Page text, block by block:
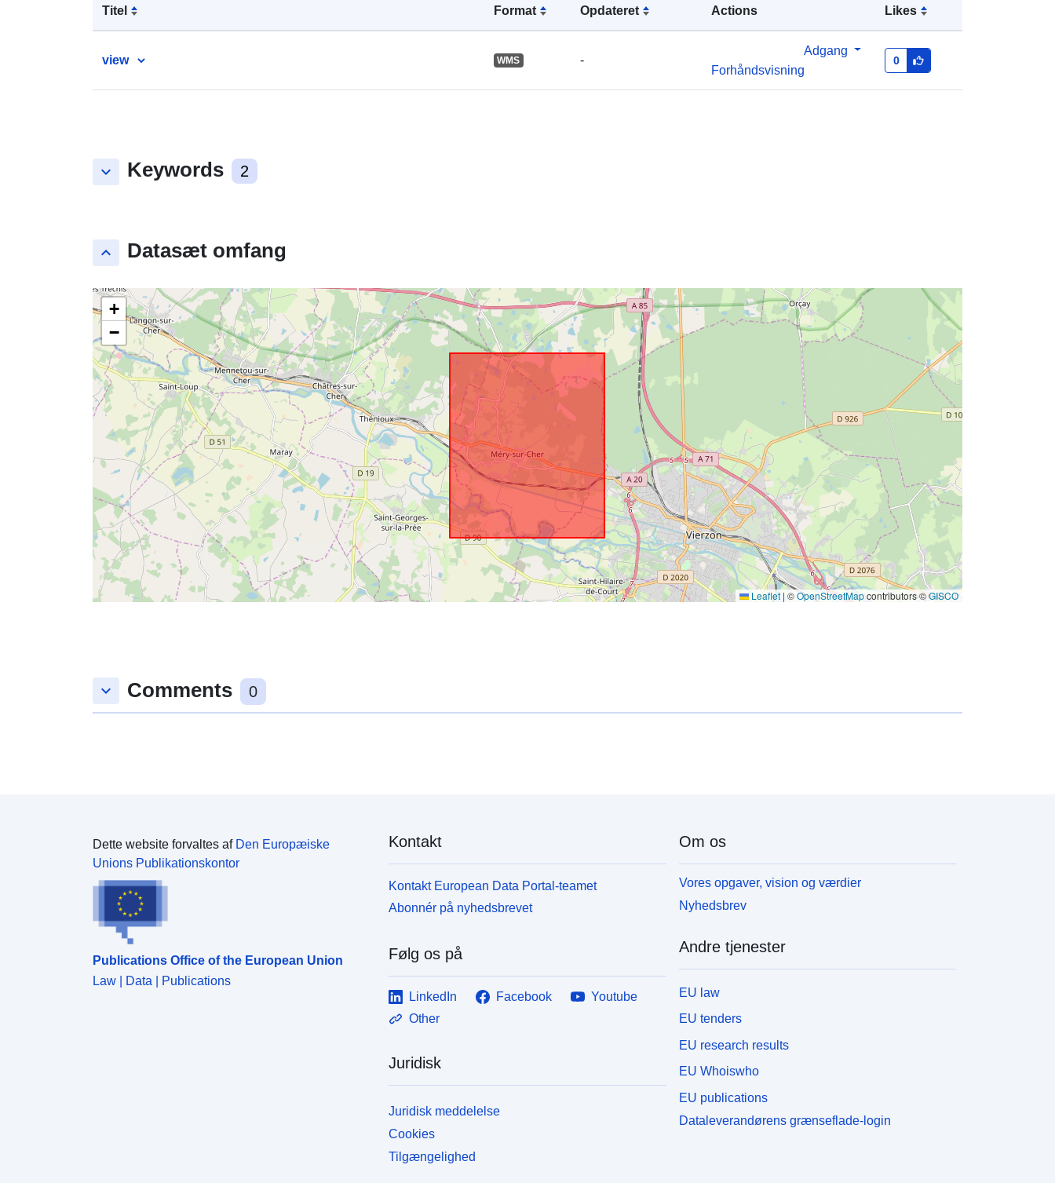
Titel Format Opdateret Actions Likes
view WMS -
Adgang
Forhåndsvisning
0
keyboard_arrow_down Keywords 2
keyboard_arrow_up Datasæt omfang
+
−
Leaflet | ©OpenStreetMapcontributors ©GISCO
47.27576828 ], [ 2.02555108,
47.22101593 ], [ 1.95813155,
47.22101593 ] ]
Type: Polygon
120066022-srv-bac3ab69-42f6-
443d-9121-332d91e11bfb
Type:
Ressource:
http://inspire.ec.europa.eu/metadata-
codelist/ResourceType/services
keyboard_arrow_down Comments 0
Dette website forvaltes af Den Europæiske
Unions Publikationskontor
Publications Office of the European Union
Law | Data | Publications
Kontakt
Kontakt European Data Portal-teamet
Abonnér på nyhedsbrevet
Følg os på
LinkedIn Facebook
Youtube
Other
Juridisk
Juridisk meddelelse
Cookies
Tilgængelighed
Om os
Vores opgaver, vision og værdier
Nyhedsbrev
Andre tjenester
EU law
EU tenders
EU research results
EU Whoiswho
EU publications
Dataleverandørens grænseflade-login